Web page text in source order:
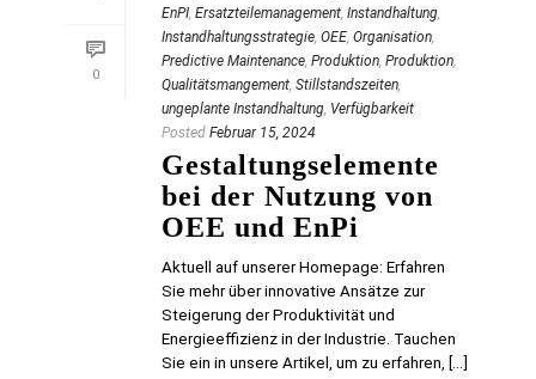
0
EnPI, Ersatzteilemanagement, Instandhaltung,
Instandhaltungsstrategie, OEE, Organisation,
Predictive Maintenance, Produktion, Produktion,
Qualitätsmangement, Stillstandszeiten,
ungeplante Instandhaltung, Verfügbarkeit
Posted Februar 15, 2024
Gestaltungselemente
bei der Nutzung von
OEE und EnPi
Aktuell auf unserer Homepage: Erfahren
Sie mehr über innovative Ansätze zur
Steigerung der Produktivität und
Energieeffizienz in der Industrie. Tauchen
Sie ein in unsere Artikel, um zu erfahren, [...]